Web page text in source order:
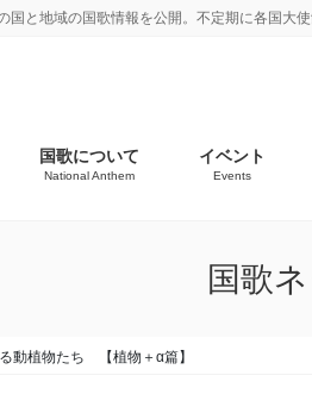
と地域の国歌情報を公開。不定期に各国大
国歌について
National Anthem
イベント
Events
国歌ネ
動植物たち 【植物＋α篇】